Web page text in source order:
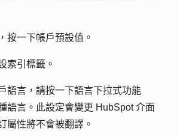
按一下帳戶預設值 。
索引標籤。
語言，請按一下語言下拉式功能
語言 。此設定會變更 HubSpot 介面
屬性將不會被翻譯。